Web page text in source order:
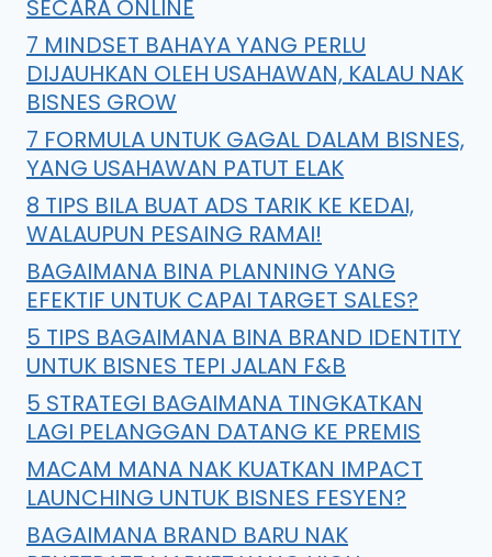
SECARA ONLINE
7 MINDSET BAHAYA YANG PERLU
DIJAUHKAN OLEH USAHAWAN, KALAU NAK
BISNES GROW
7 FORMULA UNTUK GAGAL DALAM BISNES,
YANG USAHAWAN PATUT ELAK
8 TIPS BILA BUAT ADS TARIK KE KEDAI,
WALAUPUN PESAING RAMAI!
BAGAIMANA BINA PLANNING YANG
EFEKTIF UNTUK CAPAI TARGET SALES?
5 TIPS BAGAIMANA BINA BRAND IDENTITY
UNTUK BISNES TEPI JALAN F&B
5 STRATEGI BAGAIMANA TINGKATKAN
LAGI PELANGGAN DATANG KE PREMIS
MACAM MANA NAK KUATKAN IMPACT
LAUNCHING UNTUK BISNES FESYEN?
BAGAIMANA BRAND BARU NAK